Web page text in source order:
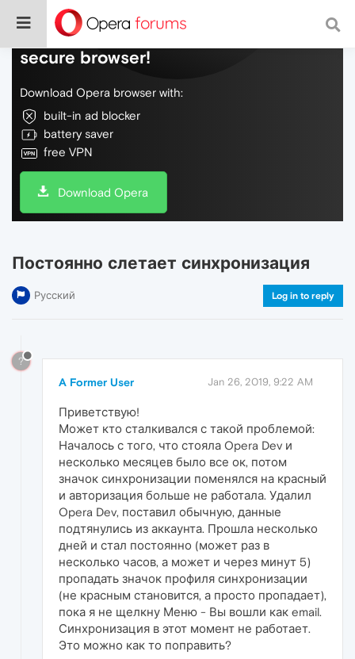
Do more on the web, with a fast and
secure browser!
Download Opera browser with:
built-in ad blocker
battery saver
free VPN
Download Opera
Постоянно слетает синхронизация
Русский Log in to reply
?
A Former User Jan 26, 2019, 9:22 AM
Приветствую!
Может кто сталкивался с такой проблемой:
Началось с того, что стояла Opera Dev и
несколько месяцев было все ок, потом
значок синхронизации поменялся на красный
и авторизация больше не работала. Удалил
Opera Dev, поставил обычную, данные
подтянулись из аккаунта. Прошла несколько
дней и стал постоянно (может раз в
несколько часов, а может и через минут 5)
пропадать значок профиля синхронизации
(не красным становится, а просто пропадает),
пока я не щелкну Меню - Вы вошли как email.
Синхронизация в этот момент не работает.
Это можно как то поправить?